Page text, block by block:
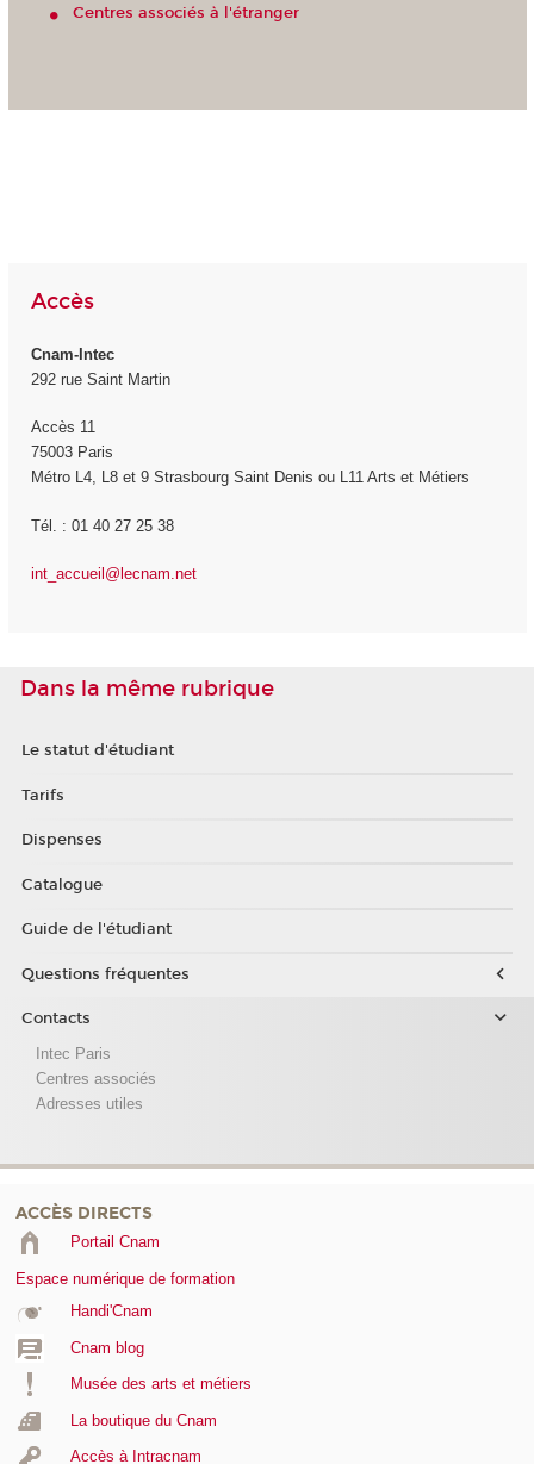
Centres associés à l'étranger
Accès
Cnam-Intec
292 rue Saint Martin
Accès 11
75003 Paris
Métro L4, L8 et 9 Strasbourg Saint Denis ou L11 Arts et Métiers
Tél. : 01 40 27 25 38
int_accueil@lecnam.net
Dans la même rubrique
Le statut d'étudiant
Tarifs
Dispenses
Catalogue
Guide de l'étudiant
Questions fréquentes
Contacts
Intec Paris
Centres associés
Adresses utiles
ACCÈS DIRECTS
Portail Cnam
Espace numérique de formation
Handi'Cnam
Cnam blog
Musée des arts et métiers
La boutique du Cnam
Accès à Intracnam